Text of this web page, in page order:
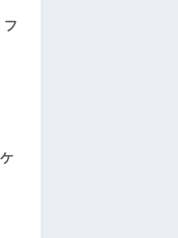
フ